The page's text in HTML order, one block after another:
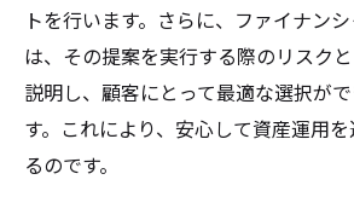
トを行います。さらに、ファイナン
は、その提案を実行する際のリスク
説明し、顧客にとって最適な選択が
す。これにより、安心して資産運用
るのです。